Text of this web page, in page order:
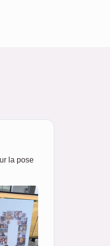
la pose